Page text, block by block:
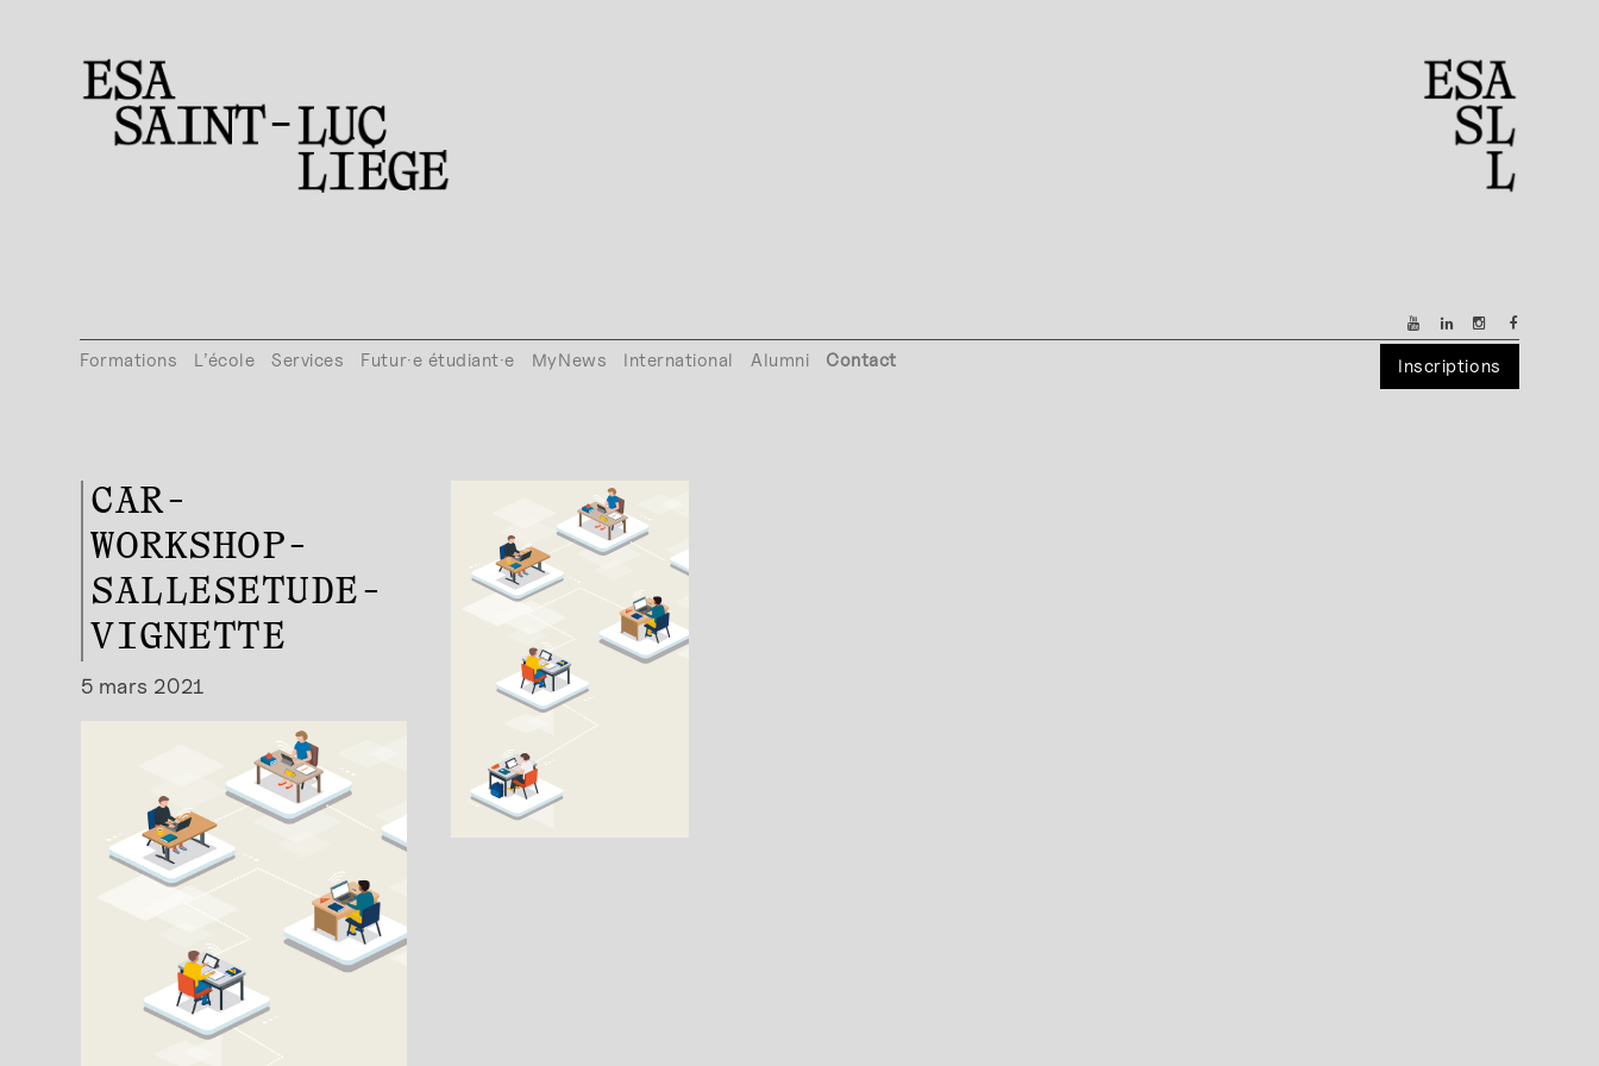
Formations L’école Services Futur·e étudiant·e MyNews International Alumni Contact Inscriptions
CAR-
WORKSHOP-
SALLESETUDE-
VIGNETTE
5 mars 2021